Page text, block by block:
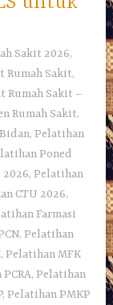
Sakit 2026,
Rumah Sakit,
Rumah Sakit –
Rumah Sakit,
Pelatihan
Poned
2026, Pelatihan
CTU 2026,
Farmasi
Pelatihan
Pelatihan MFK
Pelatihan
Pelatihan PMKP